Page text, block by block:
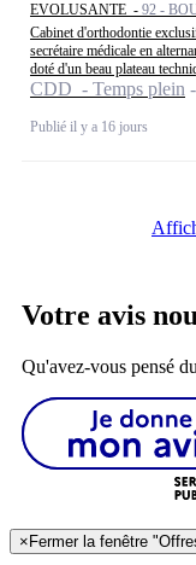
EVOLUSANTE - 92 -
Cabinet d'orthodontie
secrétaire médicale en
doté d'un beau plateau
CDD - Temps plein
Publié il y a 16 jours
Votre avis
Qu'avez-vous pensé
× Fermer la fenêtre